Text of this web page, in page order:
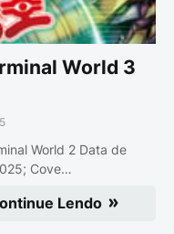
World 3
World 2 Data de
Cove…
Lendo